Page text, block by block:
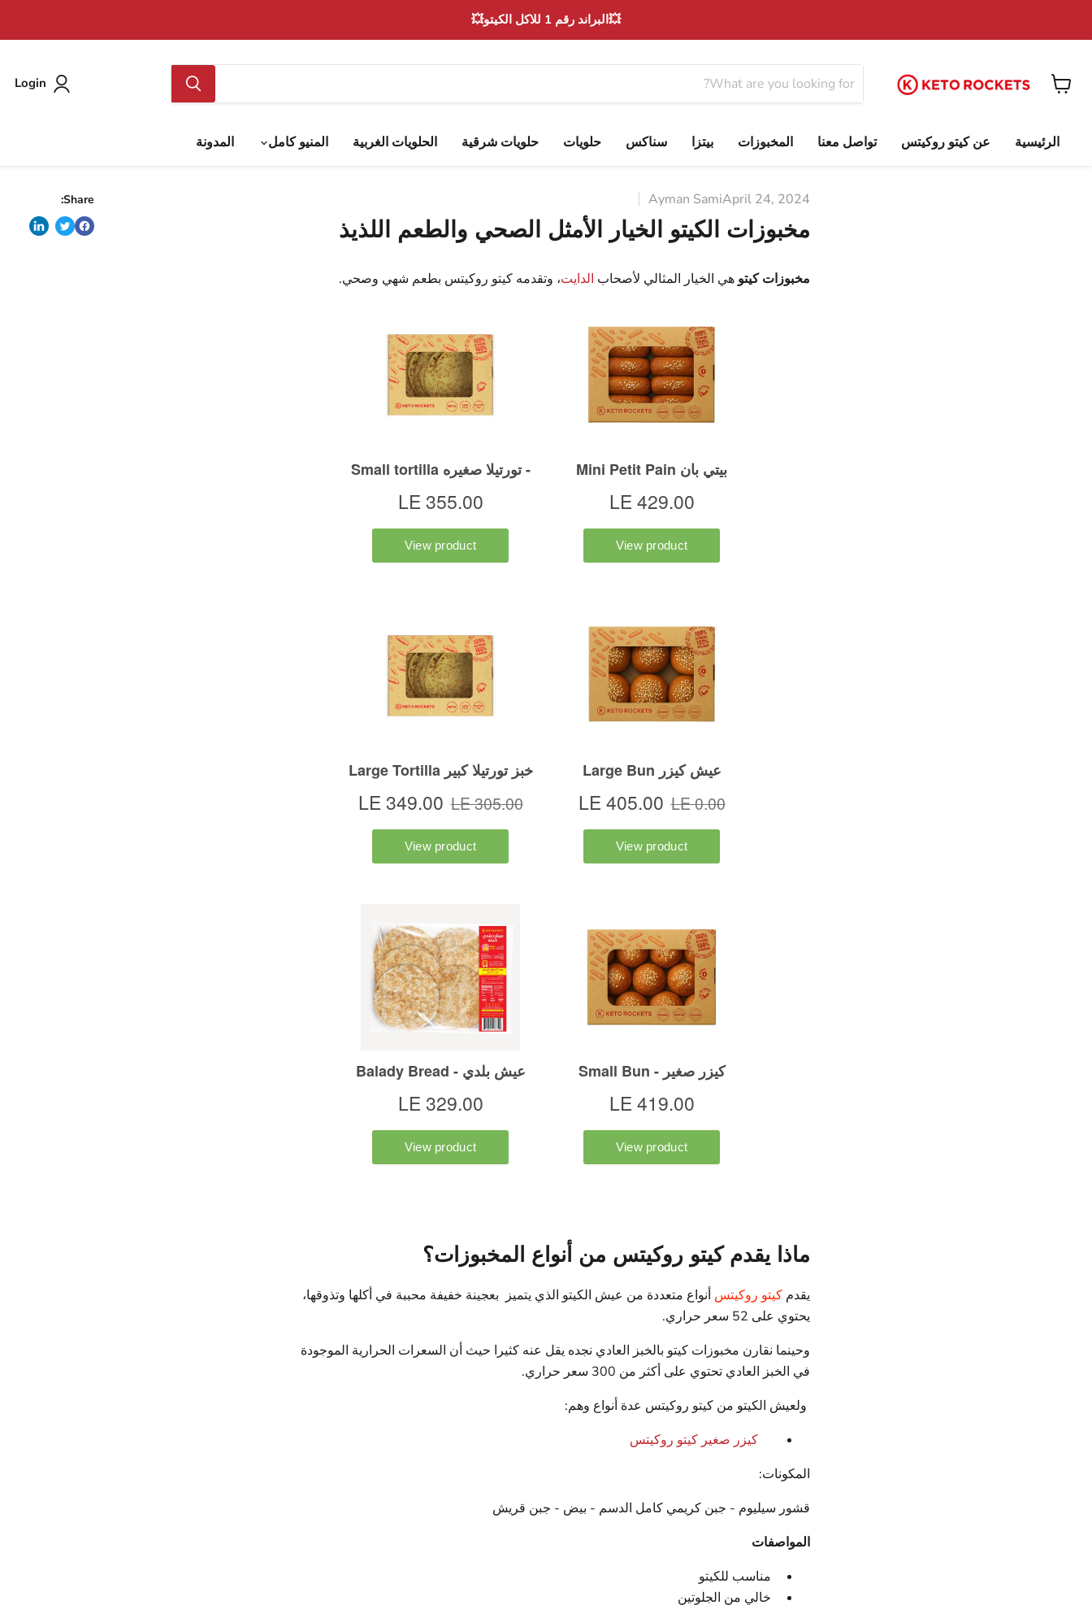
💥البراند رقم 1 للاكل الكيتو💥
Login
View
الرئيسية
عن كيتو روكيتس تواصل معنا المخبوزات بيتزا سناكس حلويات حلويات شرقية الحلويات الغربية المنيو كامل المدونة
Share: April 24, 2024
Ayman Sami
مخبوزات الكيتو الخيار الأمثل الصحي والطعم اللذيذ
مخبوزات كيتو هي الخيار المثالي لأصحاب الدايت، وتقدمه كيتو روكيتس بطعم شهي وصحي.
ماذا يقدم كيتو روكيتس من أنواع المخبوزات؟
يقدم كيتو روكيتس أنواع متعددة من عيش الكيتو الذي يتميز بعجينة خفيفة محببة في أكلها وتذوقها،
يحتوي على 52 سعر حراري.
وحينما نقارن مخبوزات كيتو بالخبز العادي نجده يقل عنه كثيرا حيث أن السعرات الحرارية الموجودة
في الخبز العادي تحتوي على أكثر من 300 سعر حراري.
ولعيش الكيتو من كيتو روكيتس عدة أنواع وهم:
كيزر صغير كيتو روكيتس
المكونات:
قشور سيليوم - جبن كريمي كامل الدسم - بيض - جبن قريش
المواصفات
مناسب للكيتو
خالي من الجلوتين